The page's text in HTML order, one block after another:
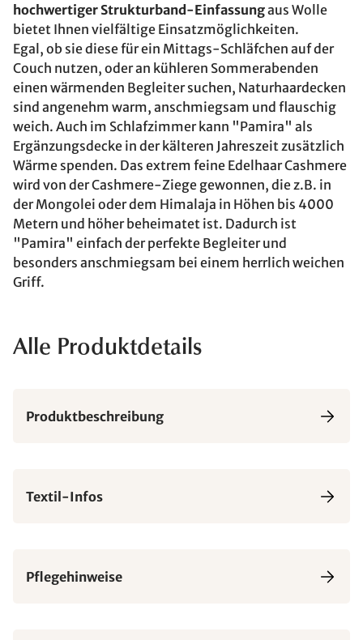
hochwertiger Strukturband-Einfassungaus Wolle
bietet Ihnen vielfältige Einsatzmöglichkeiten.
Egal, ob sie diese für ein Mittags-Schläfchen auf der
Couch nutzen, oder an kühleren Sommerabenden
einen wärmenden Begleiter suchen, Naturhaardecken
sind angenehm warm, anschmiegsam und flauschig
weich. Auch im Schlafzimmer kann "Pamira" als
Ergänzungsdecke in der kälteren Jahreszeit zusätzlich
Wärme spenden. Das extrem feine Edelhaar Cashmere
wird von der Cashmere-Ziege gewonnen, die z.B. in
der Mongolei oder dem Himalaja in Höhen bis 4000
Metern und höher beheimatet ist. Dadurch ist
"Pamira" einfach der perfekte Begleiter und
besonders anschmiegsam bei einem herrlich weichen
Griff.
Alle Produktdetails
Produktbeschreibung
Textil-Infos
Pflegehinweise